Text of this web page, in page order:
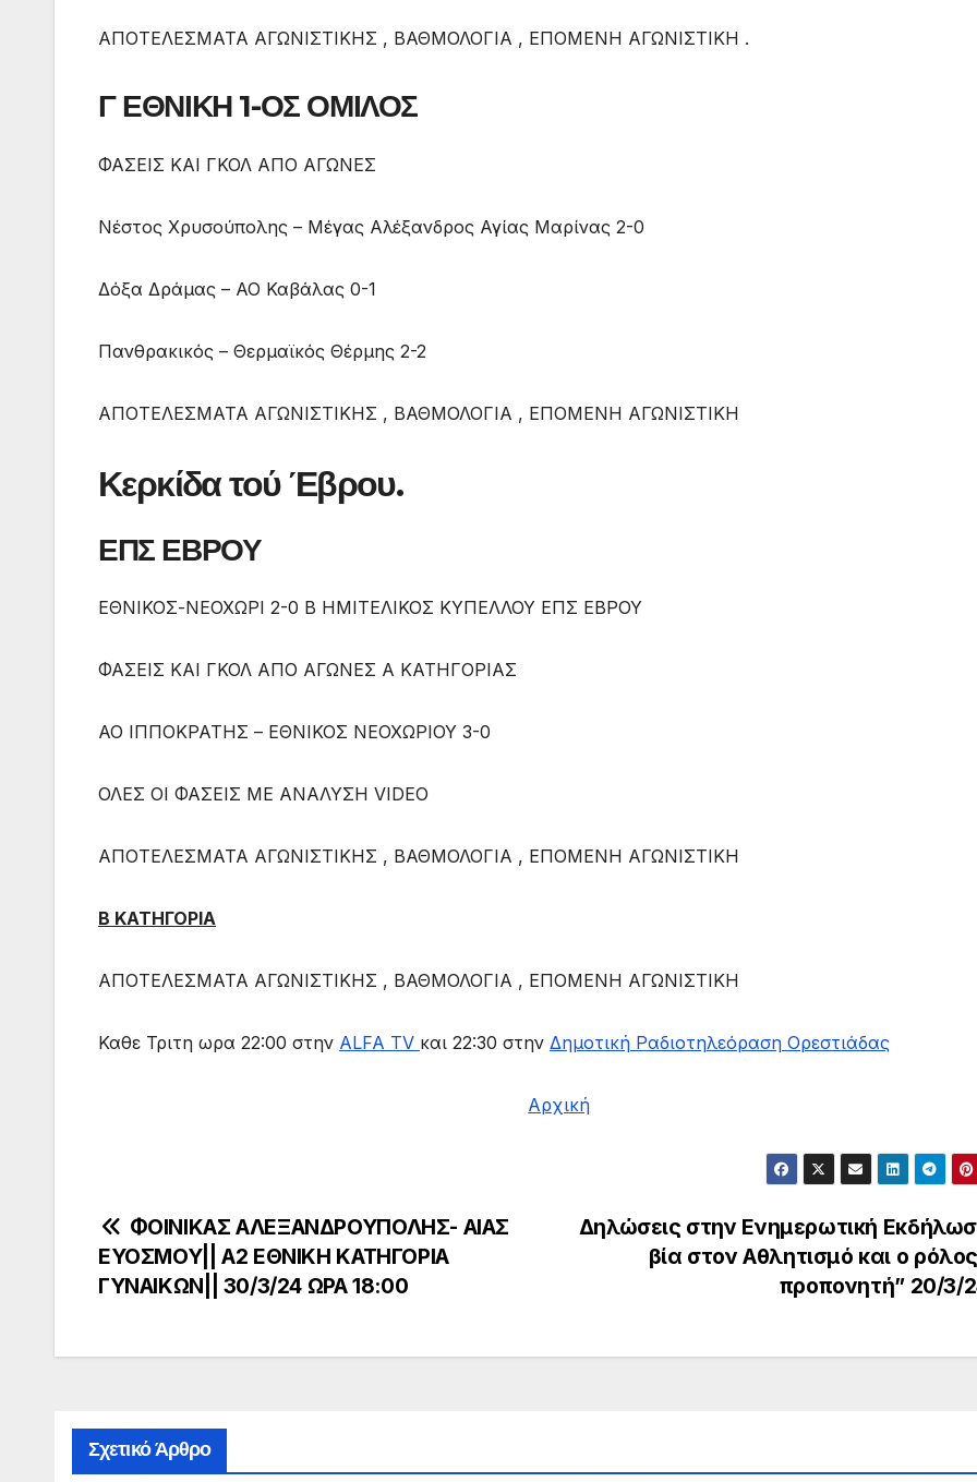
ΑΠΟΤΕΛΕΣΜΑΤΑ ΑΓΩΝΙΣΤΙΚΗΣ , ΒΑΘΜΟΛΟΓΙΑ , ΕΠΟΜΕΝΗ ΑΓΩΝΙΣΤΙΚΗ .
Γ ΕΘΝΙΚΗ 1-ΟΣ ΟΜΙΛΟΣ
ΦΑΣΕΙΣ ΚΑΙ ΓΚΟΛ ΑΠΟ ΑΓΩΝΕΣ
Νέστος Χρυσούπολης – Μέγας Αλέξανδρος Αγίας Μαρίνας 2-0
Δόξα Δράμας – ΑΟ Καβάλας 0-1
Πανθρακικός – Θερμαϊκός Θέρμης 2-2
ΑΠΟΤΕΛΕΣΜΑΤΑ ΑΓΩΝΙΣΤΙΚΗΣ , ΒΑΘΜΟΛΟΓΙΑ , ΕΠΟΜΕΝΗ ΑΓΩΝΙΣΤΙΚΗ
Κερκίδα τού Έβρου.
ΕΠΣ ΕΒΡΟΥ
ΕΘΝΙΚΟΣ-ΝΕΟΧΩΡΙ 2-0 Β ΗΜΙΤΕΛΙΚΟΣ ΚΥΠΕΛΛΟΥ ΕΠΣ ΕΒΡΟΥ
ΦΑΣΕΙΣ ΚΑΙ ΓΚΟΛ ΑΠΟ ΑΓΩΝΕΣ Α ΚΑΤΗΓΟΡΙΑΣ
ΑΟ ΙΠΠΟΚΡΑΤΗΣ – ΕΘΝΙΚΟΣ ΝΕΟΧΩΡΙΟΥ 3-0
ΟΛΕΣ ΟΙ ΦΑΣΕΙΣ ΜΕ ΑΝΑΛΥΣΗ VIDEO
ΑΠΟΤΕΛΕΣΜΑΤΑ ΑΓΩΝΙΣΤΙΚΗΣ , ΒΑΘΜΟΛΟΓΙΑ , ΕΠΟΜΕΝΗ ΑΓΩΝΙΣΤΙΚΗ
Β ΚΑΤΗΓΟΡΙΑ
ΑΠΟΤΕΛΕΣΜΑΤΑ ΑΓΩΝΙΣΤΙΚΗΣ , ΒΑΘΜΟΛΟΓΙΑ , ΕΠΟΜΕΝΗ ΑΓΩΝΙΣΤΙΚΗ
Καθε Τριτη ωρα 22:00 στην ALFA TV και 22:30 στην Δημοτική Ραδιοτηλεόραση Ορεστιάδας
Αρχική
Πλοήγηση
άρθρων
Δηλώσεις στην Ενημερωτική
βία στον Αθλητισμό και ο
προπονητή” 20/3/
ΦΟΙΝΙΚΑΣ ΑΛΕΞΑΝΔΡΟΥΠΟΛΗΣ- ΑΙΑΣ
ΕΥΟΣΜΟΥ|| Α2 ΕΘΝΙΚΗ ΚΑΤΗΓΟΡΙΑ
ΓΥΝΑΙΚΩΝ|| 30/3/24 ΩΡΑ 18:00
Σχετικό Άρθρο